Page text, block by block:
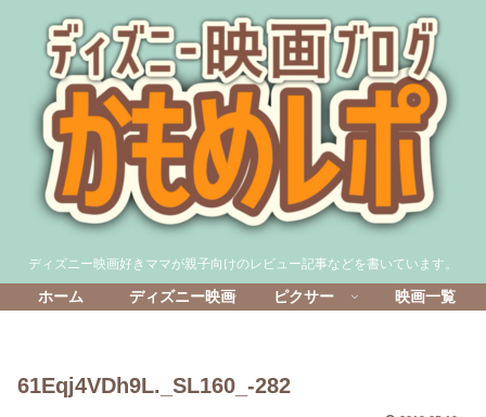
ディズニー映画好きママが親子向けのレビュー記事などを書いています。
ホーム ディズニー映画 ピクサー 映画一覧
61Eqj4VDh9L._SL160_-282